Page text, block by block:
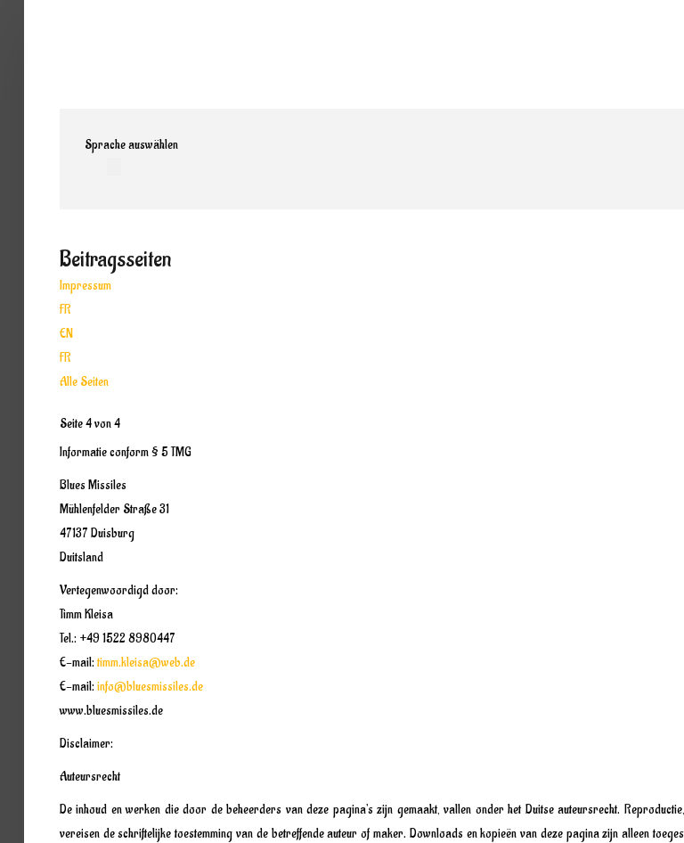
Sprache auswählen
Beitragsseiten
Impressum
FR
EN
FR
Alle Seiten
Seite 4 von 4
Informatie conform § 5 TMG
Blues Missiles
Mühlenfelder Straße 31
47137 Duisburg
Duitsland
Vertegenwoordigd door:
Timm Kleisa
Tel.: +49 1522 8980447
E-mail:timm.kleisa@web.de
E-mail:info@bluesmissiles.de
www.bluesmissiles.de
Disclaimer:
Auteursrecht
De inhoud en werken die door de beheerders van deze pagina's zijn gemaakt, vallen onder het Duitse auteursrecht.
vereisen de schriftelijke toestemming van de betreffende auteur of maker. Downloads en kopieën van deze pagina zijn alleen